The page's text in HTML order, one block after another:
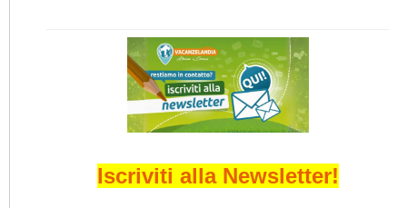
Iscriviti alla Newsletter!